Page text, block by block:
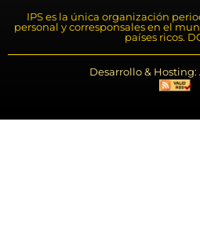
IPS es la única organización
personal y corresponsales en el
países ricos.
Desarrollo &